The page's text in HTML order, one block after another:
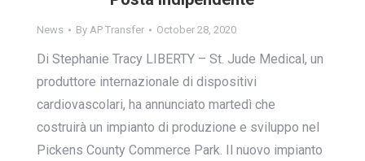
News By AP Transfer October 28, 2020
Di Stephanie Tracy LIBERTY – St. Jude Medical, un
produttore internazionale di dispositivi
cardiovascolari, ha annunciato martedì che
costruirà un impianto di produzione e sviluppo nel
Pickens County Commerce Park. Il nuovo impianto